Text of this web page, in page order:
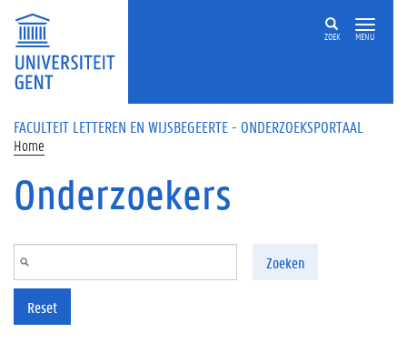
Overslaan en naar de inhoud gaan
ZOEK MENU
FACULTEIT LETTEREN EN WIJSBEGEERTE - ONDERZOEKSPORTAAL
Home
Onderzoekers
Zoeken
Reset